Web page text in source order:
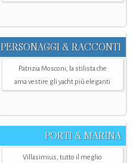
PERSONAGGI & RACCONTI
Patrizia Mosconi, la stilista che
ama vestire gli yacht più eleganti
PORTI & MARINA
Villasimius, tutto il meglio